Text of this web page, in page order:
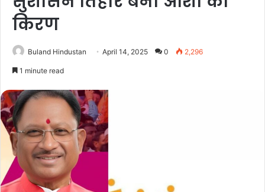
किरण
Buland Hindustan April 14, 2025 0 2,296
1 minute read